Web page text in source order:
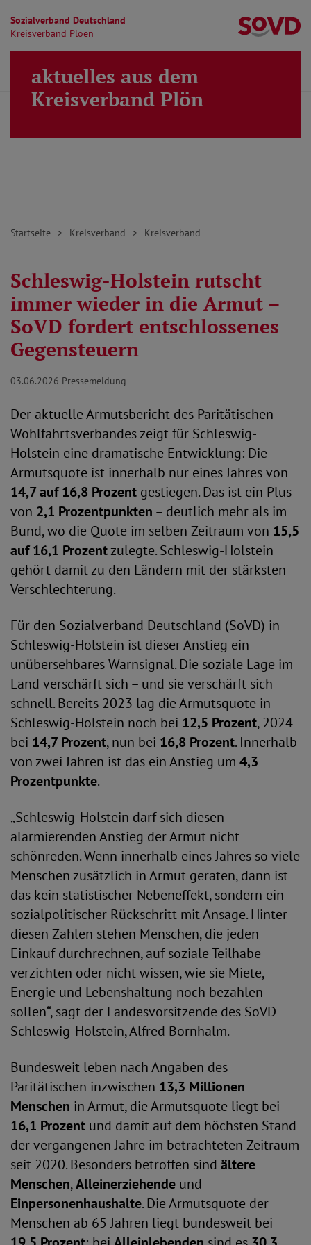
Sozialverband Deutschland
Kreisverband Ploen
Direkt zu den Inhalten springen
MENÜ
aktuelles aus dem
Kreisverband Plön
Startseite Kreisverband Kreisverband
Schleswig-Holstein rutscht
immer wieder in die Armut –
SoVD fordert entschlossenes
Gegensteuern
03.06.2026 Pressemeldung
Der aktuelle Armutsbericht des Paritätischen
Wohlfahrtsverbandes zeigt für Schleswig-
Holstein eine dramatische Entwicklung: Die
Armutsquote ist innerhalb nur eines Jahres von
14,7 auf 16,8 Prozent gestiegen. Das ist ein Plus
von 2,1 Prozentpunkten – deutlich mehr als im
Bund, wo die Quote im selben Zeitraum von 15,5
auf 16,1 Prozentzulegte. Schleswig-Holstein
gehört damit zu den Ländern mit der stärksten
Verschlechterung.
Für den Sozialverband Deutschland (SoVD) in
Schleswig-Holstein ist dieser Anstieg ein
unübersehbares Warnsignal. Die soziale Lage im
Land verschärft sich – und sie verschärft sich
schnell. Bereits 2023 lag die Armutsquote in
Schleswig-Holstein noch bei 12,5 Prozent, 2024
bei 14,7 Prozent, nun bei 16,8 Prozent. Innerhalb
von zwei Jahren ist das ein Anstieg um 4,3
Prozentpunkte.
„Schleswig-Holstein darf sich diesen
alarmierenden Anstieg der Armut nicht
schönreden. Wenn innerhalb eines Jahres so viele
Menschen zusätzlich in Armut geraten, dann ist
das kein statistischer Nebeneffekt, sondern ein
sozialpolitischer Rückschritt mit Ansage. Hinter
diesen Zahlen stehen Menschen, die jeden
Einkauf durchrechnen, auf soziale Teilhabe
verzichten oder nicht wissen, wie sie Miete,
Energie und Lebenshaltung noch bezahlen
sollen“, sagt der Landesvorsitzende des SoVD
Schleswig-Holstein, Alfred Bornhalm.
Bundesweit leben nach Angaben des
Paritätischen inzwischen 13,3 Millionen
Menschen in Armut, die Armutsquote liegt bei
16,1 Prozent und damit auf dem höchsten Stand
der vergangenen Jahre im betrachteten Zeitraum
seit 2020. Besonders betroffen sind ältere
Menschen,Alleinerziehende und
Einpersonenhaushalte. Die Armutsquote der
Menschen ab 65 Jahren liegt bundesweit bei